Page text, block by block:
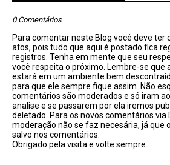
0 Comentários
Para comentar neste Blog você deve ter
atos, pois tudo que aqui é postado fica
registros. Tenha em mente que seu
você respeita o próximo. Lembre-se que
estará em um ambiente bem
para que ele sempre fique assim. Não
comentários são moderados e só iram
analise e se passarem por ela iremos
deletado. Para os novos comentários via
moderação não se faz necesária, já que
salvo nos comentários.
Obrigado pela visita e volte sempre.